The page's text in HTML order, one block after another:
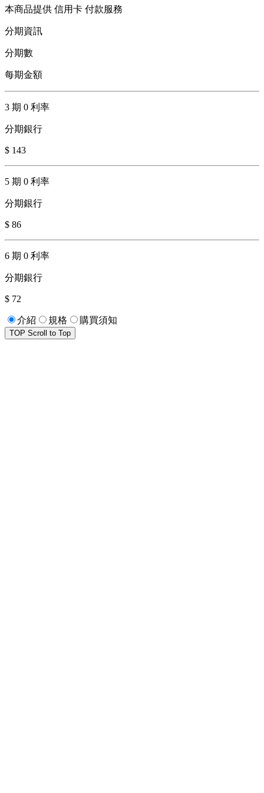
本商品提供 信用卡 付款服務
分期資訊
分期數
每期金額
3 期 0 利率
分期銀行
$ 143
5 期 0 利率
分期銀行
$ 86
6 期 0 利率
分期銀行
$ 72
介紹 規格 購買須知
TOP Scroll to Top